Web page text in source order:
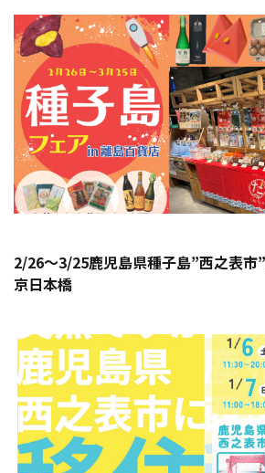
2/26～3/25鹿児島県種子島”西之表市
京日本橋